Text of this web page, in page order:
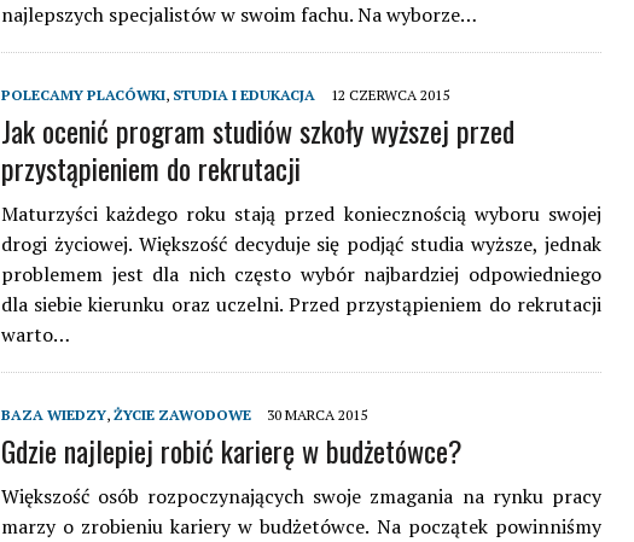
najlepszych specjalistów w swoim fachu. Na wyborze…
POLECAMY PLACÓWKI, STUDIA I EDUKACJA 12 CZERWCA 2015
Jak ocenić program studiów szkoły wyższej przed
przystąpieniem do rekrutacji
Maturzyści każdego roku stają przed koniecznością wyboru swojej
drogi życiowej. Większość decyduje się podjąć studia wyższe, jednak
problemem jest dla nich często wybór najbardziej odpowiedniego
dla siebie kierunku oraz uczelni. Przed przystąpieniem do rekrutacji
warto…
BAZA WIEDZY, ŻYCIE ZAWODOWE 30 MARCA 2015
Gdzie najlepiej robić karierę w budżetówce?
Większość osób rozpoczynających swoje zmagania na rynku pracy
marzy o zrobieniu kariery w budżetówce. Na początek powinniśmy